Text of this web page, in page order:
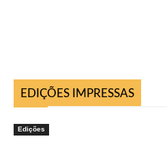
EDIÇÕES IMPRESSAS
Edições